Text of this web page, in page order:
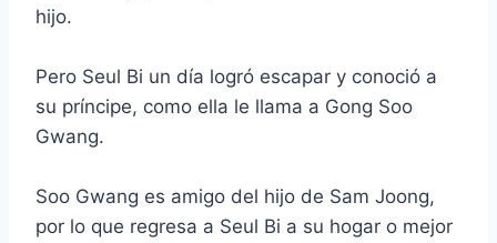
hijo.
Pero Seul Bi un día logró escapar y conoció a
su príncipe, como ella le llama a Gong Soo
Gwang.
Soo Gwang es amigo del hijo de Sam Joong,
por lo que regresa a Seul Bi a su hogar o mejor